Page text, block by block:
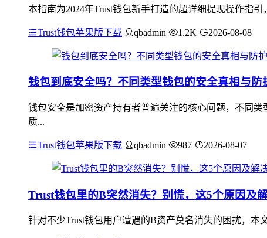
本指南为2024年Trust钱包新手打造的超详细提现操作指
Trust钱包苹果版下载 qbadmin 1.2K 2026-08-08
钱包到底安全吗？不同类型钱包的安全真相与防
钱包安全是加密资产持有者普遍关注的核心问题，不同
质...
Trust钱包苹果版下载 qbadmin 987 2026-08-07
Trust钱包里的B突然消失？别慌，这5个原因及
针对不少Trust钱包用户遭遇的B资产莫名消失的困扰，